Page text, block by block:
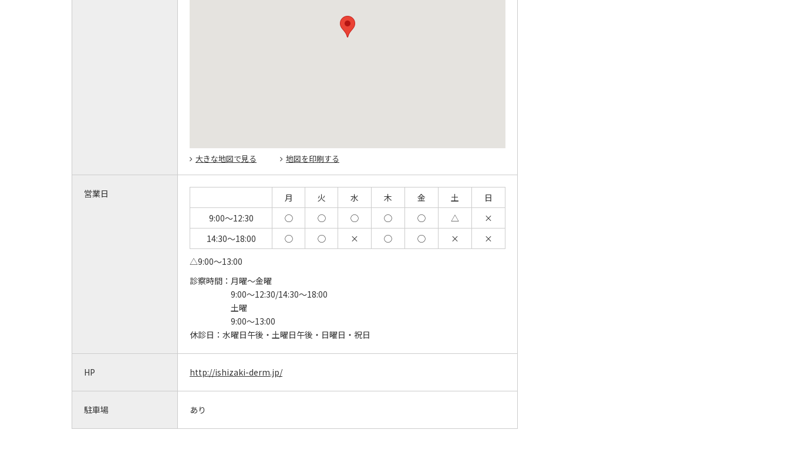
大きな地図で見る 地図を印刷する
営業日 月 火 水 木 金 土
日
9:00～12:30
◯ ◯ ◯ ◯ ◯ △
×
14:30～18:00
◯ ◯ × ◯ ◯ ×
×
△9:00～13:00
診察時間： 月曜～金曜
9:00～12:30/14:30～18:00
土曜
9:00～13:00
休診日： 水曜日午後・土曜日午後・日曜日・祝日
HP http://ishizaki-derm.jp/
駐車場 あり